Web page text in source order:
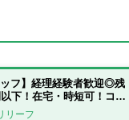
ッフ】経理経験者歓迎◎残
下！在宅・時短可！コン
に強み！
リーフ